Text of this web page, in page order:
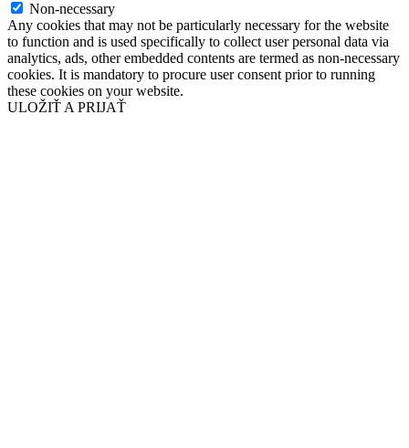
Non-necessary
Any cookies that may not be particularly necessary for the website
to function and is used specifically to collect user personal data via
analytics, ads, other embedded contents are termed as non-necessary
cookies. It is mandatory to procure user consent prior to running
these cookies on your website.
ULOŽIŤ A PRIJAŤ